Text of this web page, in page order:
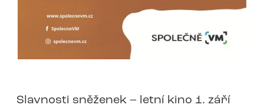
Slavnosti sněženek – letní kino 1. září